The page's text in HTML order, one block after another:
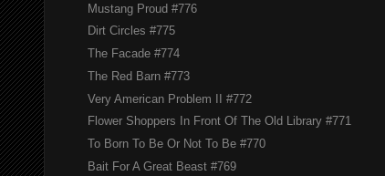
Mustang Proud #776
Dirt Circles #775
The Facade #774
The Red Barn #773
Very American Problem II #772
Flower Shoppers In Front Of The Old Library #771
To Born To Be Or Not To Be #770
Bait For A Great Beast #769